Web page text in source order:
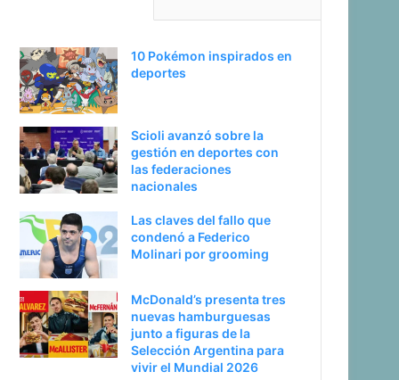
10 Pokémon inspirados en
deportes
Scioli avanzó sobre la
gestión en deportes con
las federaciones
nacionales
Las claves del fallo que
condenó a Federico
Molinari por grooming
McDonald’s presenta tres
nuevas hamburguesas
junto a figuras de la
Selección Argentina para
vivir el Mundial 2026